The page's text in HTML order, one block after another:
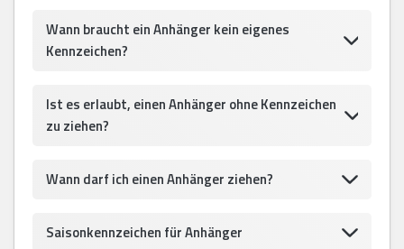
Wann braucht ein Anhänger kein eigenes
Kennzeichen?
Ist es erlaubt, einen Anhänger ohne Kennzeichen
zu ziehen?
Wann darf ich einen Anhänger ziehen?
Saisonkennzeichen für Anhänger